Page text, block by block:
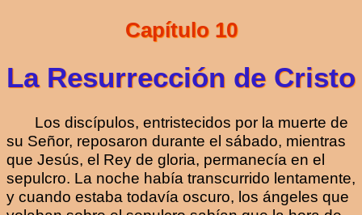
Capítulo 10
La Resurrección de Cristo
Los discípulos, entristecidos por la muerte de
su Señor, reposaron durante el sábado, mientras
que Jesús, el Rey de gloria, permanecía en el
sepulcro. La noche había transcurrido lentamente,
y cuando estaba todavía oscuro, los ángeles que